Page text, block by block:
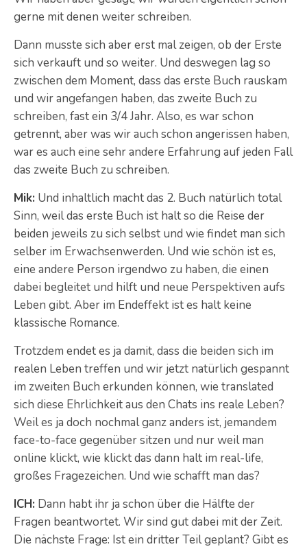
gerne mit denen weiter schreiben.
Dann musste sich aber erst mal zeigen, ob der Erste
sich verkauft und so weiter. Und deswegen lag so
zwischen dem Moment, dass das erste Buch rauskam
und wir angefangen haben, das zweite Buch zu
schreiben, fast ein 3/4 Jahr. Also, es war schon
getrennt, aber was wir auch schon angerissen haben,
war es auch eine sehr andere Erfahrung auf jeden Fall
das zweite Buch zu schreiben.
Mik: Und inhaltlich macht das 2. Buch natürlich total
Sinn, weil das erste Buch ist halt so die Reise der
beiden jeweils zu sich selbst und wie findet man sich
selber im Erwachsenwerden. Und wie schön ist es,
eine andere Person irgendwo zu haben, die einen
dabei begleitet und hilft und neue Perspektiven aufs
Leben gibt. Aber im Endeffekt ist es halt keine
klassische Romance.
Trotzdem endet es ja damit, dass die beiden sich im
realen Leben treffen und wir jetzt natürlich gespannt
im zweiten Buch erkunden können, wie translated
sich diese Ehrlichkeit aus den Chats ins reale Leben?
Weil es ja doch nochmal ganz anders ist, jemandem
face-to-face gegenüber sitzen und nur weil man
online klickt, wie klickt das dann halt im real-life,
großes Fragezeichen. Und wie schafft man das?
ICH: Dann habt ihr ja schon über die Hälfte der
Fragen beantwortet. Wir sind gut dabei mit der Zeit.
Die nächste Frage: Ist ein dritter Teil geplant? Gibt es